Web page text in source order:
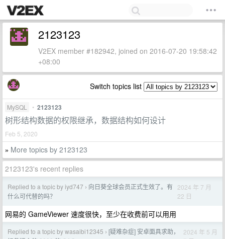
2123123
V2EX member #182942, joined on 2016-07-20 19:58:42
+08:00
Switch topics list
MySQL • 2123123
树形结构数据的权限继承，数据结构如何设计
Feb 5, 2020
» More topics by 2123123
2123123's recent replies
Replied to a topic by iyd747 › 向日葵全球会员正式生效了。有
什么可代替的吗？
2024 年 7 月
22 日
网易的 GameViewer 速度很快，至少在收费前可以用用
Replied to a topic by wasaibi12345 › [疑难杂症] 安卓面具求助，
2024 年 5 月